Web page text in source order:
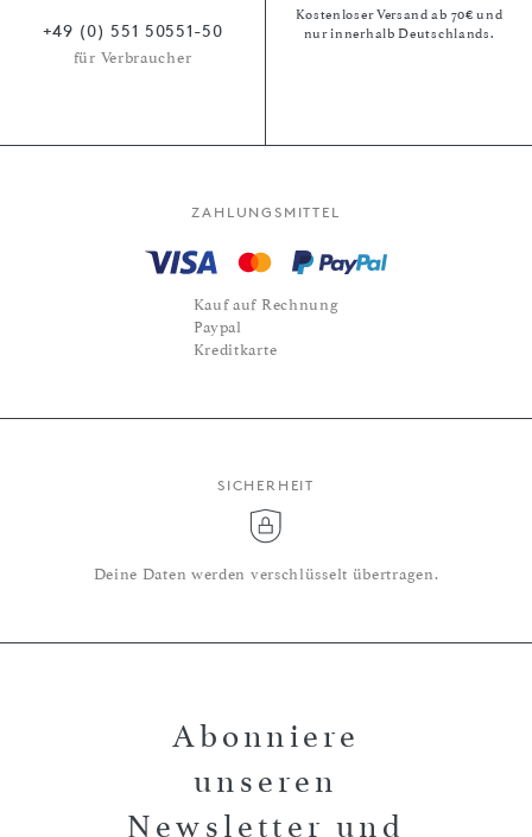
+49 (0) 551 50551-50
für Verbraucher
Kostenloser Versand ab 70€ und
nur innerhalb Deutschlands.
ZAHLUNGSMITTEL
Kauf auf Rechnung
Paypal
Kreditkarte
SICHERHEIT
Deine Daten werden verschlüsselt übertragen.
Abonniere
unseren
Newsletter und